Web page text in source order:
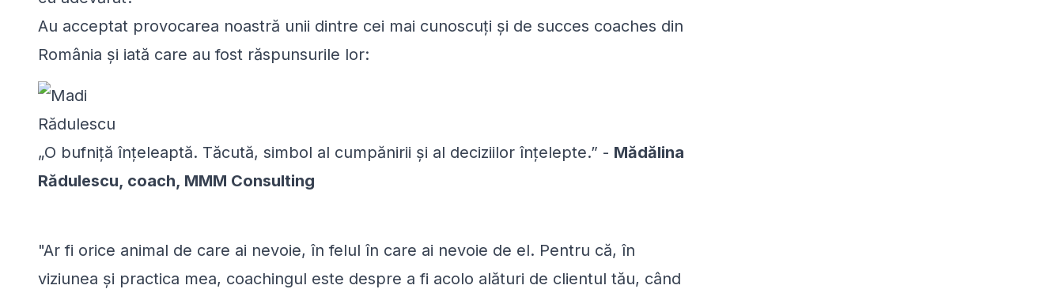
Au acceptat provocarea noastră unii dintre cei mai cunoscuți și de succes coaches din
România și iată care au fost răspunsurile lor:
„O bufniță înțeleaptă. Tăcută, simbol al cumpănirii și al deciziilor înțelepte.” - Mădălina
Rădulescu, coach, MMM Consulting
"Ar fi orice animal de care ai nevoie, în felul în care ai nevoie de el. Pentru că, în
viziunea și practica mea, coachingul este despre a fi acolo alături de clientul tău, când